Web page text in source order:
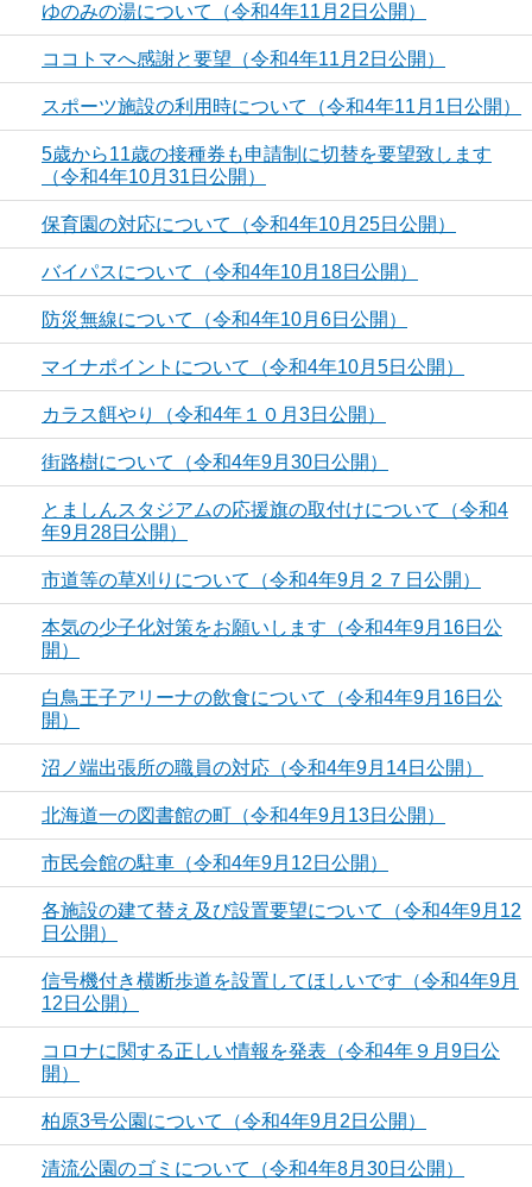
ゆのみの湯について（令和4年11月2日公開）
ココトマへ感謝と要望（令和4年11月2日公開）
スポーツ施設の利用時について（令和4年11月1日公開）
5歳から11歳の接種券も申請制に切替を要望致します
（令和4年10月31日公開）
保育園の対応について（令和4年10月25日公開）
バイパスについて（令和4年10月18日公開）
防災無線について（令和4年10月6日公開）
マイナポイントについて（令和4年10月5日公開）
カラス餌やり（令和4年１０月3日公開）
街路樹について（令和4年9月30日公開）
とましんスタジアムの応援旗の取付けについて（令和4
年9月28日公開）
市道等の草刈りについて（令和4年9月２７日公開）
本気の少子化対策をお願いします（令和4年9月16日公
開）
白鳥王子アリーナの飲食について（令和4年9月16日公
開）
沼ノ端出張所の職員の対応（令和4年9月14日公開）
北海道一の図書館の町（令和4年9月13日公開）
市民会館の駐車（令和4年9月12日公開）
各施設の建て替え及び設置要望について（令和4年9月12
日公開）
信号機付き横断歩道を設置してほしいです（令和4年9月
12日公開）
コロナに関する正しい情報を発表（令和4年９月9日公
開）
柏原3号公園について（令和4年9月2日公開）
清流公園のゴミについて（令和4年8月30日公開）